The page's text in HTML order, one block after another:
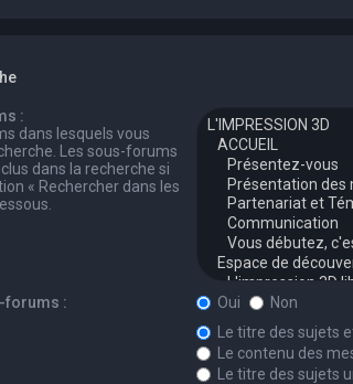
:
dans lesquels vous
Les sous-forums
dans la recherche si
« Rechercher dans les
forums : Oui
Non
Le titre des sujets
Le contenu des
Le titre des sujets